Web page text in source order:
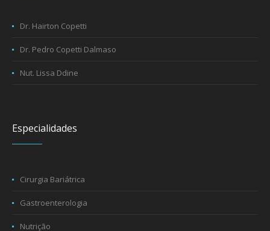
Dr. Hairton Copetti
Dr. Pedro Copetti Dalmaso
Nut. Lissa Ddine
Especialidades
Cirurgia Bariátrica
Gastroenterologia
Nutrição